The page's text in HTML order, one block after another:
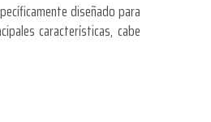
diseñado para
características, cabe